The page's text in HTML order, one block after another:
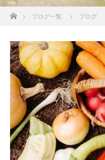
ホームブログ一覧 ブログ